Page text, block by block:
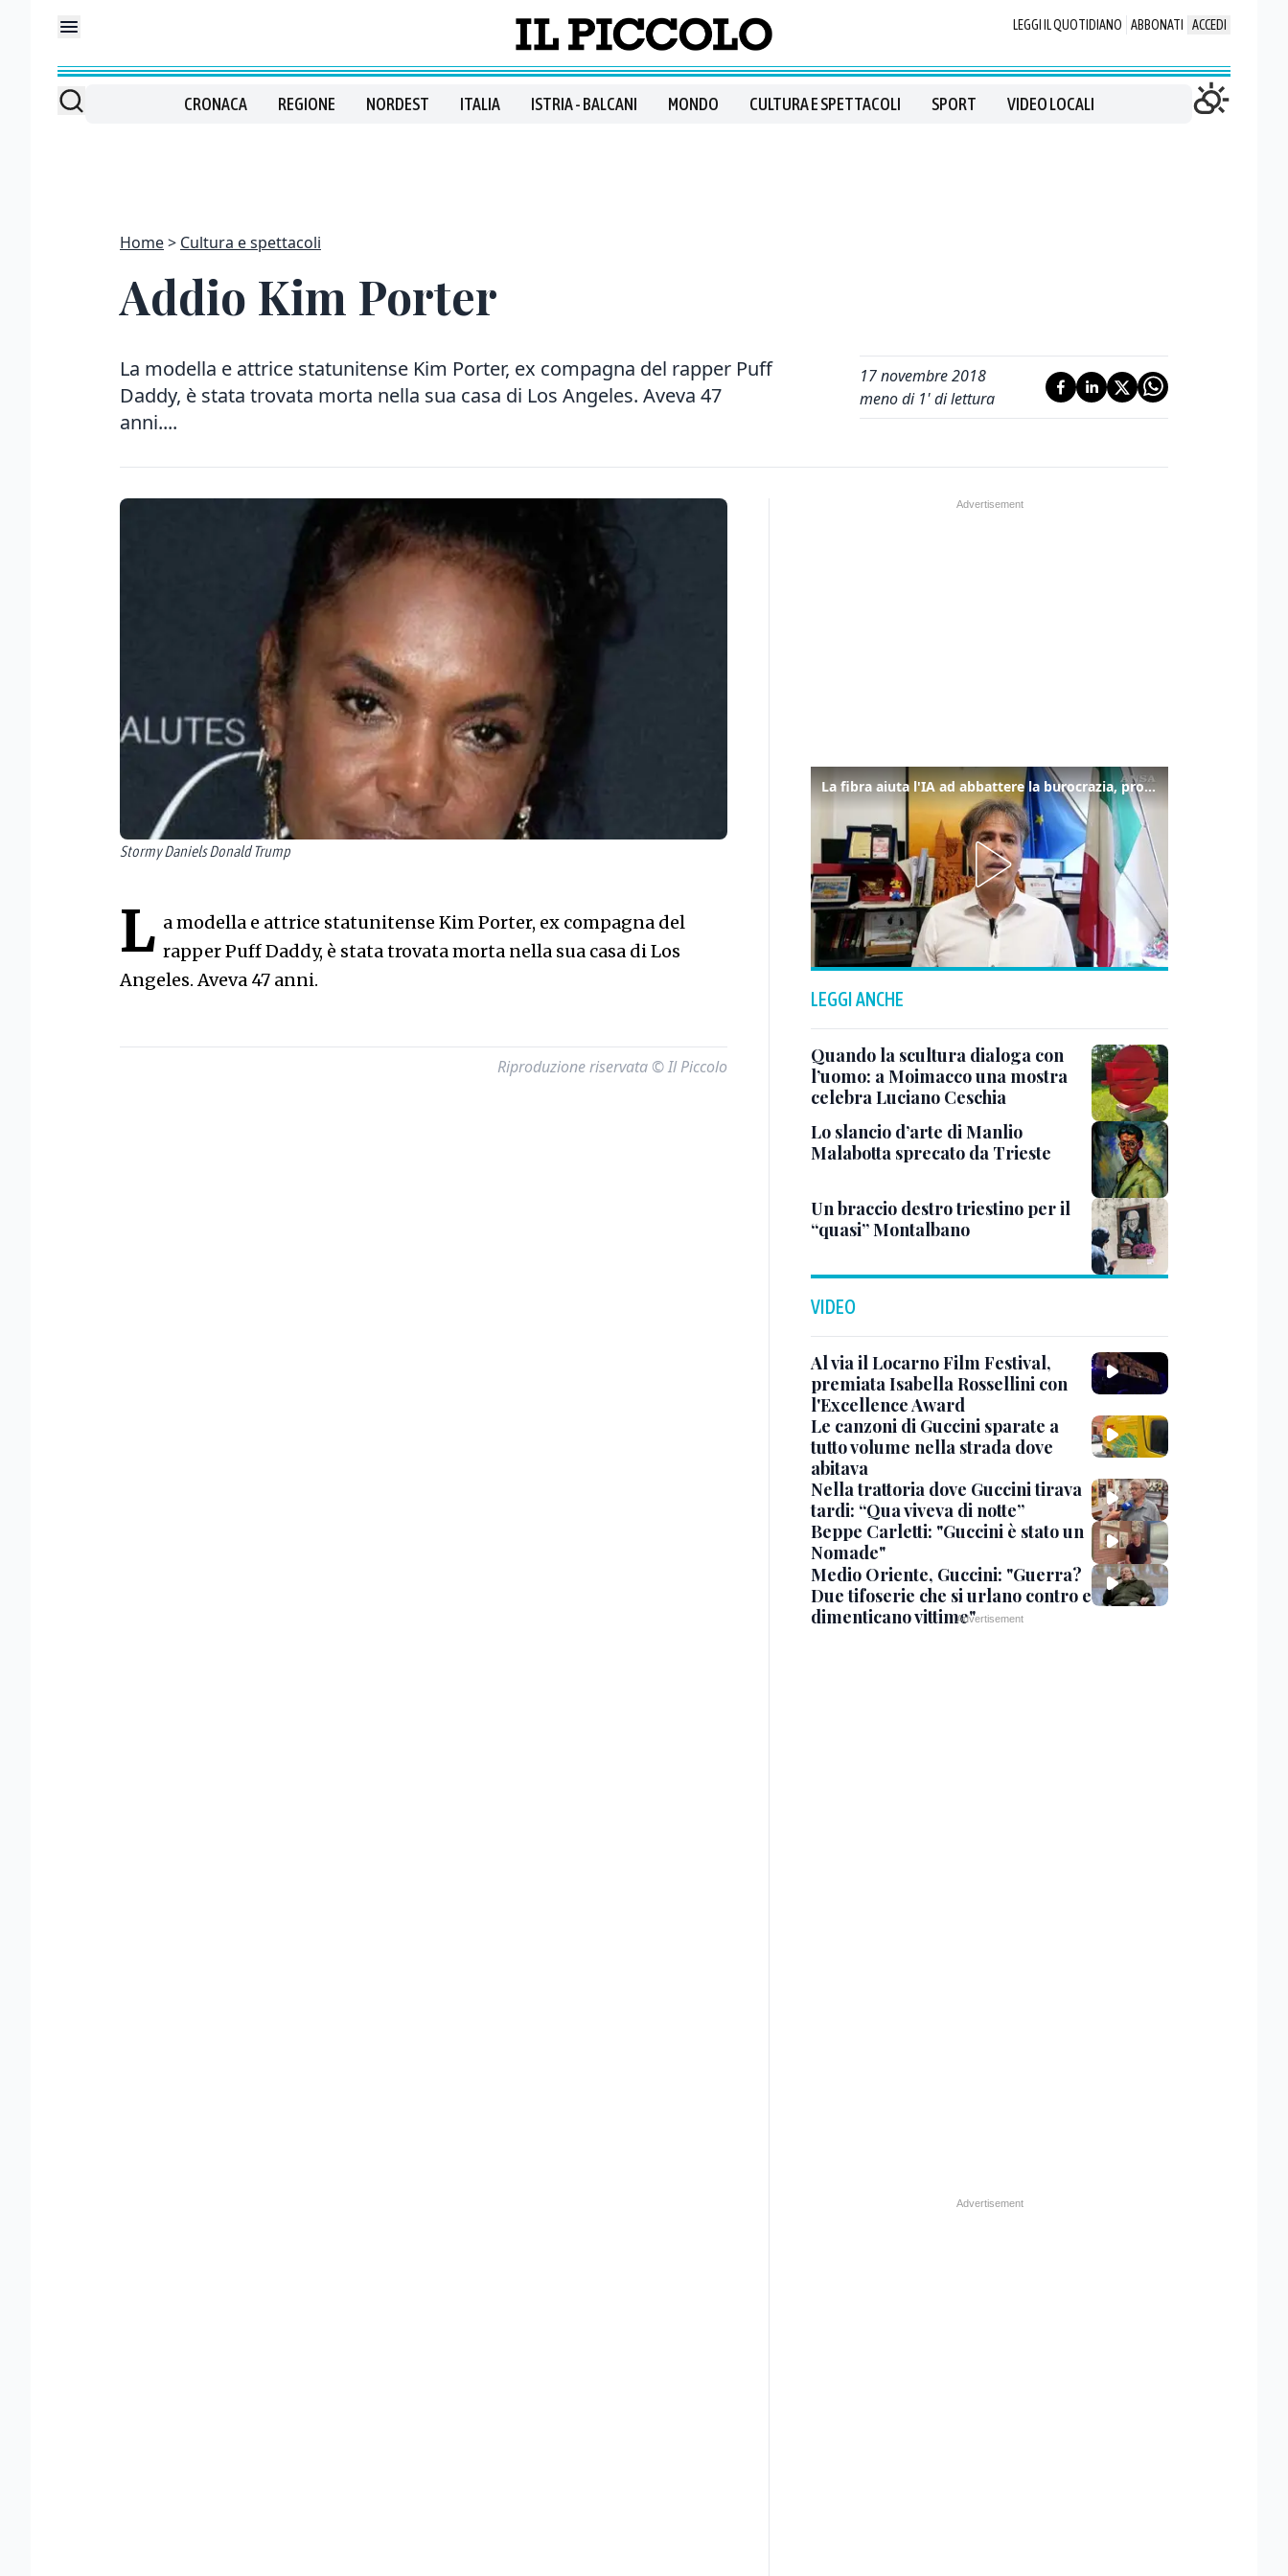
LEGGI IL QUOTIDIANO ABBONATI ACCEDI
CRONACA REGIONE NORDEST ITALIA ISTRIA - BALCANI MONDO CULTURA E SPETTACOLI SPORT VIDEO LOCALI
Home Cultura e spettacoli
Addio Kim Porter
La modella e attrice statunitense Kim Porter, ex compagna del rapper Puff
Daddy, è stata trovata morta nella sua casa di Los Angeles. Aveva 47
anni....
17 novembre 2018
meno di 1' di lettura
Stormy Daniels Donald Trump
L a modella e attrice statunitense Kim Porter, ex compagna del
rapper Puff Daddy, è stata trovata morta nella sua casa di Los
Angeles. Aveva 47 anni.
Riproduzione riservata © Il Piccolo
La fibra aiuta l'IA ad abbattere la burocrazia, progetto pilota in Veneto
LEGGI ANCHE
Quando la scultura dialoga con
l’uomo: a Moimacco una mostra
celebra Luciano Ceschia
Lo slancio d’arte di Manlio
Malabotta sprecato da Trieste
Un braccio destro triestino per il
“quasi” Montalbano
VIDEO
Al via il Locarno Film Festival,
premiata Isabella Rossellini con
l'Excellence Award
Le canzoni di Guccini sparate a
tutto volume nella strada dove
abitava
Nella trattoria dove Guccini tirava
tardi: “Qua viveva di notte”
Beppe Carletti: "Guccini è stato un
Nomade"
Medio Oriente, Guccini: "Guerra?
Due tifoserie che si urlano contro e
dimenticano vittime"